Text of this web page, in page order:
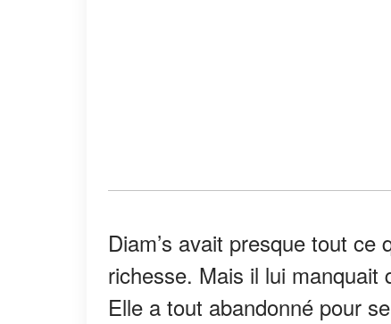
Diam’s avait presque tout ce
richesse. Mais il lui manquait
Elle a tout abandonné pour